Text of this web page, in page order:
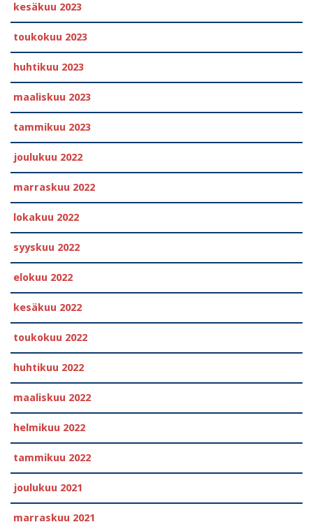
kesäkuu 2023
toukokuu 2023
huhtikuu 2023
maaliskuu 2023
tammikuu 2023
joulukuu 2022
marraskuu 2022
lokakuu 2022
syyskuu 2022
elokuu 2022
kesäkuu 2022
toukokuu 2022
huhtikuu 2022
maaliskuu 2022
helmikuu 2022
tammikuu 2022
joulukuu 2021
marraskuu 2021